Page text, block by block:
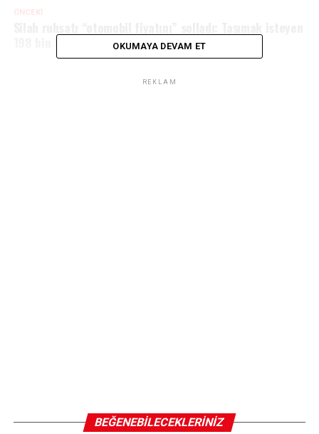
ÖNCEKI
198 bin 517 TL ödeyecekOKUMAYA DEVAM ET
REKLAM
BEĞENEBILECEKLERINIZ